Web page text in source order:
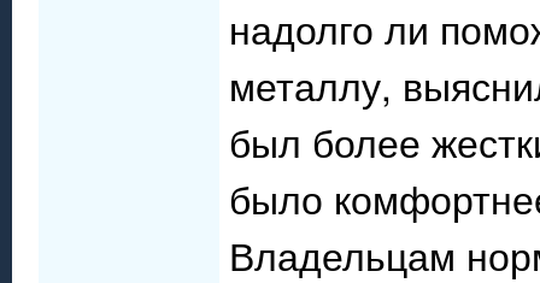
надолго ли
металлу,
был более
было
Владельцам